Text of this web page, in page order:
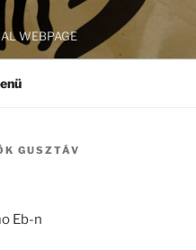
WEBPAGE
GUSZTÁV
Eb-n